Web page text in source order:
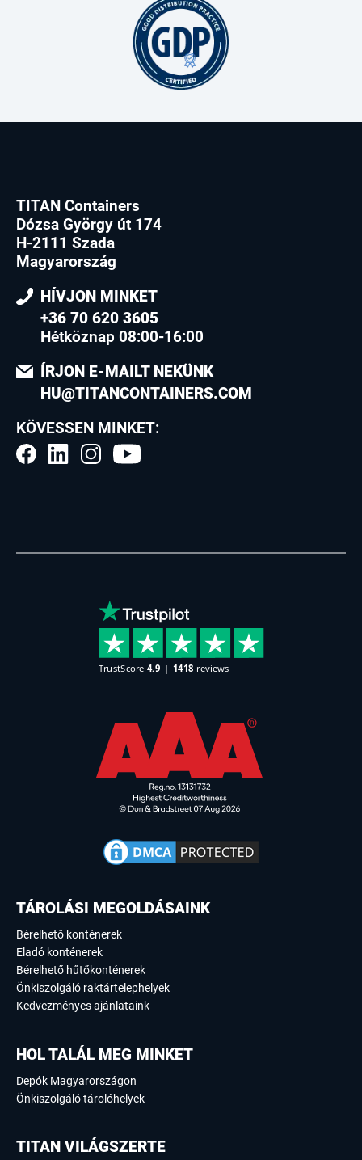
TITAN Containers
Dózsa György út 174
H-2111 Szada
Magyarország
HÍVJON MINKET
+36 70 620 3605
Hétköznap 08:00-16:00
ÍRJON E-MAILT NEKÜNK
HU@TITANCONTAINERS.COM
KÖVESSEN MINKET:
TÁROLÁSI MEGOLDÁSAINK
Bérelhető konténerek
Eladó konténerek
Bérelhető hűtőkonténerek
Önkiszolgáló raktártelephelyek
Kedvezményes ajánlataink
HOL TALÁL MEG MINKET
Depók Magyarországon
Önkiszolgáló tárolóhelyek
TITAN VILÁGSZERTE